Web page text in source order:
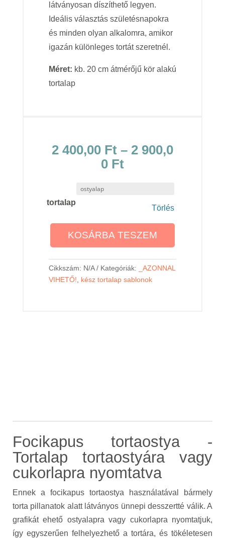
látványosan díszíthető legyen.
Ideális választás születésnapokra
és minden olyan alkalomra, amikor
igazán különleges tortát szeretnél.
Méret: kb. 20 cm átmérőjű kör alakú
tortalap
2 400,00 Ft – 2 900,0
0 FtÁrtartomány:
2
900,00 Ft
tortalap
Törlés
KOSÁRBA TESZEM
Cikkszám: N/A Kategóriák:
_AZONNAL
VIHETŐ!
kész tortalap sablonok
Focikapus tortaostya -
Tortalap tortaostyára vagy
cukorlapra nyomtatva
Ennek a focikapus tortaostya használatával bármely
torta pillanatok alatt látványos ünnepi desszertté válik. A
grafikát ehető ostyalapra vagy cukorlapra nyomtatjuk,
így egyszerűen felhelyezhető a tortára, és tökéletesen